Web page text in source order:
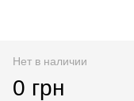
Нет в наличии
0 грн